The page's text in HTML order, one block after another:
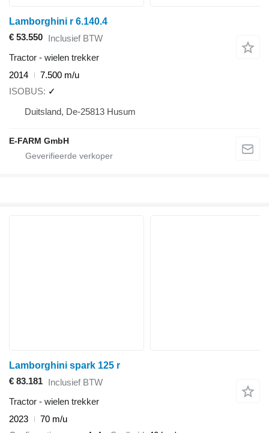
Lamborghini r 6.140.4
€ 53.550 Inclusief BTW
Tractor - wielen trekker
2014
7.500 m/u
ISOBUS ✓
Duitsland, De-25813 Husum
E-FARM GmbH
Lamborghini spark 125 r
€ 83.181 Inclusief BTW
Tractor - wielen trekker
2023
70 m/u